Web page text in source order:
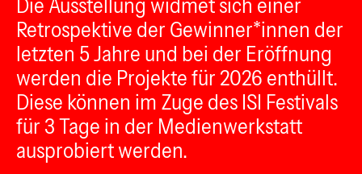
Die Ausstellung widmet sich einer
Retrospektive der Gewinner*innen der
letzten 5 Jahre und bei der Eröffnung
werden die Projekte für 2026 enthüllt.
Diese können im Zuge des ISI Festivals
für 3 Tage in der Medienwerkstatt
ausprobiert werden.